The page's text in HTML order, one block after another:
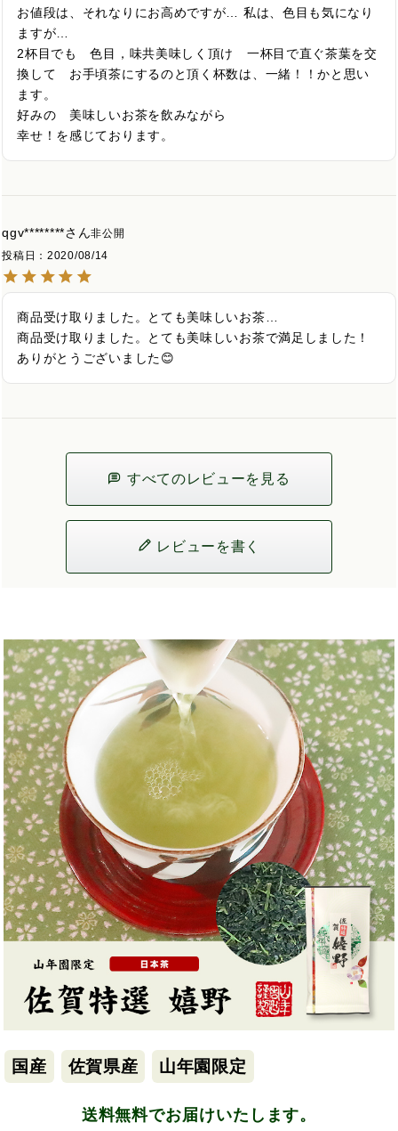
お値段は、それなりにお高めですが… 私は、色目も気になり
ますが…
2杯目でも　色目，味共美味しく頂け　一杯目で直ぐ茶葉を交
換して　お手頃茶にするのと頂く杯数は、一緒！！かと思い
ます。
好みの　美味しいお茶を飲みながら
幸せ！を感じております。
qgv********
非公開
投稿日
2020/08/14
商品受け取りました。とても美味しいお茶…
商品受け取りました。とても美味しいお茶で満足しました！
ありがとうございました😊
すべてのレビューを見る
レビューを書く
国産 佐賀県産 山年園限定
送料無料でお届けいたします。